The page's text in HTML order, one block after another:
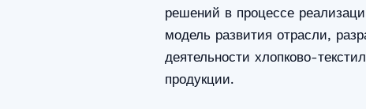
решений в процессе
модель развития отрасли,
деятельности хлопково-
продукции.